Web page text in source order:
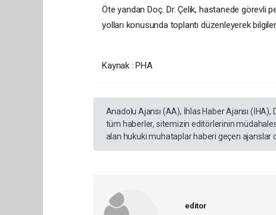
Öte yandan Doç. Dr. Çelik, hastanede görevli
yolları konusunda toplantı düzenleyerek
Kaynak : PHA
Anadolu Ajansı (AA), İhlas Haber Ajansı
tüm haberler, sitemizin editörlerinin
alan hukuki muhataplar haberi geçen ajanslar
editor